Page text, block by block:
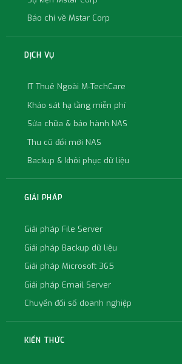
Báo chí về Mstar Corp
DỊCH VỤ
IT Thuê Ngoài M-TechCare
Khảo sát hạ tầng miễn phí
Sửa chữa & bảo hành NAS
Thu cũ đổi mới NAS
Backup & khôi phục dữ liệu
GIẢI PHÁP
Giải pháp File Server
Giải pháp Backup dữ liệu
Giải pháp Microsoft 365
Giải pháp Email Server
Chuyển đổi số doanh nghiệp
KIẾN THỨC